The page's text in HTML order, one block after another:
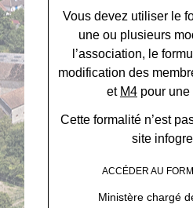
Vous devez utiliser le
une ou plusieurs
l’association, le
modification des
et M4pour une
Cette formalité n’est
site
ACCÉDER AU
Ministère chargé